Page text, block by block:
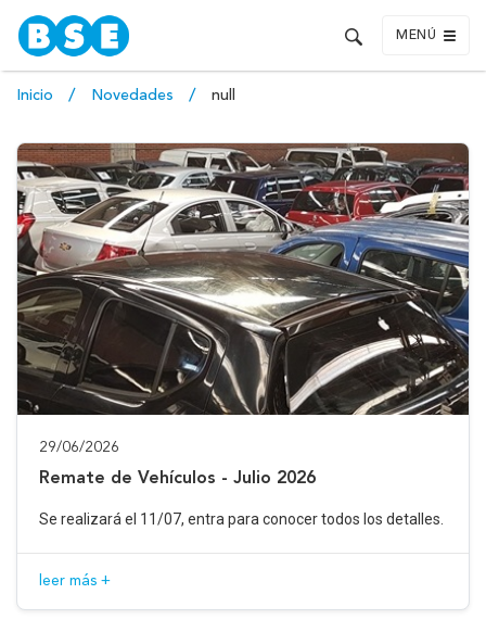
MENÚ
Inicio Novedades null
29/06/2026
Remate de Vehículos - Julio 2026
Se realizará el 11/07, entra para conocer todos los detalles.
leer más +